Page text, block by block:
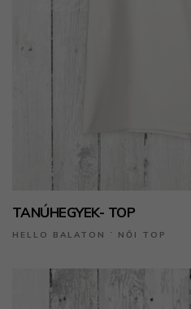
TANÚHEGYEK- TOP
HELLO BALATON ˙ NŐI TOP